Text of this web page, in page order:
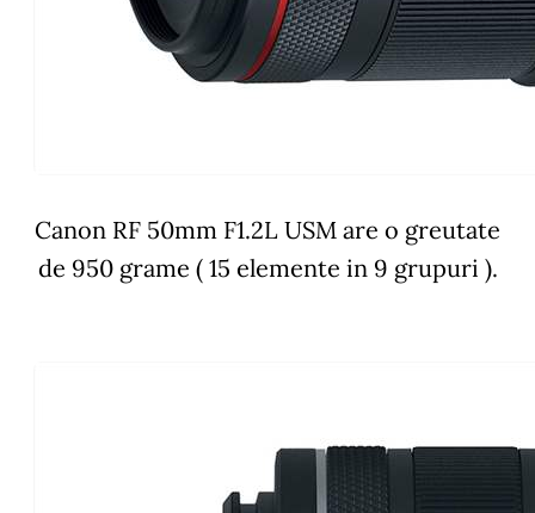
Canon RF 50mm F1.2L USM are o greutate
de 950 grame ( 15 elemente in 9 grupuri ).